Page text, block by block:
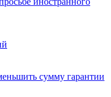
сумму гарантии